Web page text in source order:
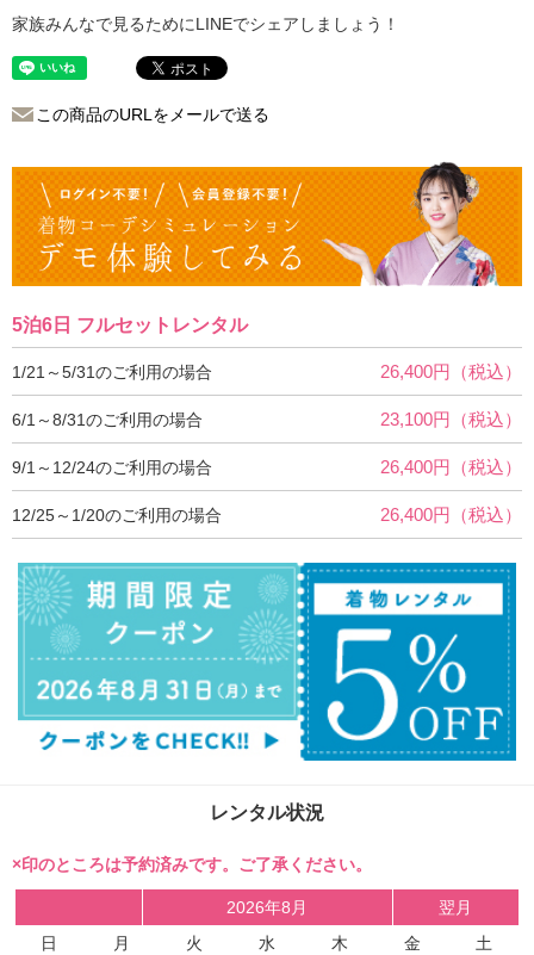
家族みんなで見るためにLINEでシェアしましょう！
この商品のURLをメールで送る
5泊6日 フルセットレンタル
1/21～5/31のご利用の場合 26,400円（税込）
6/1～8/31のご利用の場合 23,100円（税込）
9/1～12/24のご利用の場合 26,400円（税込）
12/25～1/20のご利用の場合 26,400円（税込）
レンタル状況
×印のところは予約済みです。ご了承ください。
2026年8月
翌月
日
月 火 水 木 金 土